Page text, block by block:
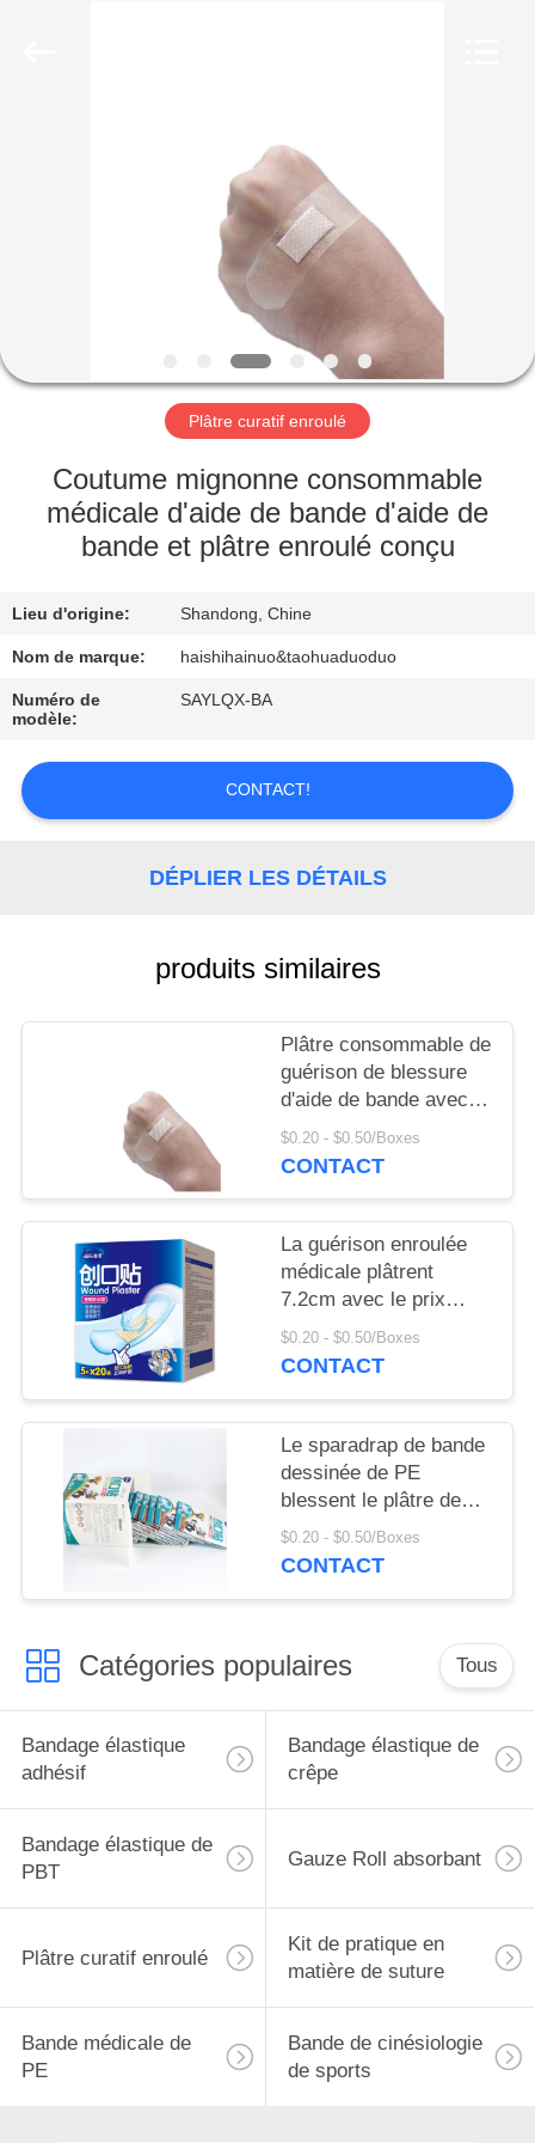
DE
NOUS
VISITE
D'USINE
DE
QUALITÉ
NOUS
Plâtre curatif enroulé
Coutume mignonne consommable
médicale d'aide de bande d'aide de
bande et plâtre enroulé conçu
Lieu d'origine: Shandong, Chine
Nom de marque: haishihainuo&taohuaduoduo
Numéro de
modèle:
SAYLQX-BA
CONTACT!
DÉPLIER LES DÉTAILS
produits similaires
Plâtre consommable de
guérison de blessure
d'aide de bande avec
de haute qualité
$0.20 - $0.50/Boxes
CONTACT
La guérison enroulée
médicale plâtrent
7.2cm avec le prix
usine
$0.20 - $0.50/Boxes
CONTACT
Le sparadrap de bande
dessinée de PE
blessent le plâtre de
guérison pour l'enfant
d'enfant
$0.20 - $0.50/Boxes
CONTACT
Catégories populaires Tous
Bandage élastique
adhésif
Bandage élastique de
crêpe
Bandage élastique de
PBT
Gauze Roll absorbant
Plâtre curatif enroulé
Kit de pratique en
matière de suture
Bande médicale de
PE
Bande de cinésiologie
de sports